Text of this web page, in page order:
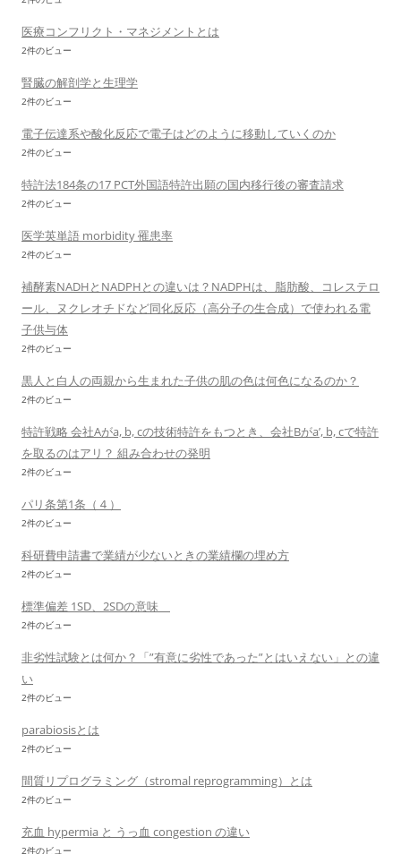
医療コンフリクト・マネジメントとは
2件のビュー
腎臓の解剖学と生理学
2件のビュー
電子伝達系や酸化反応で電子はどのように移動していくのか
2件のビュー
特許法184条の17 PCT外国語特許出願の国内移行後の審査請求
2件のビュー
医学英単語 morbidity 罹患率
2件のビュー
補酵素NADHとNADPHとの違いは？NADPHは、脂肪酸、コレステロ
ール、ヌクレオチドなど同化反応（高分子の生合成）で使われる電
子供与体
2件のビュー
黒人と白人の両親から生まれた子供の肌の色は何色になるのか？
2件のビュー
特許戦略 会社Aがa, b, cの技術特許をもつとき、会社Bがa’, b, cで特許
を取るのはアリ？ 組み合わせの発明
2件のビュー
パリ条第1条（４）
2件のビュー
科研費申請書で業績が少ないときの業績欄の埋め方
2件のビュー
標準偏差 1SD、2SDの意味
2件のビュー
非劣性試験とは何か？「”有意に劣性であった”とはいえない」との違
い
2件のビュー
parabiosisとは
2件のビュー
間質リプログラミング（stromal reprogramming）とは
2件のビュー
充血 hypermia と うっ血 congestion の違い
2件のビュー